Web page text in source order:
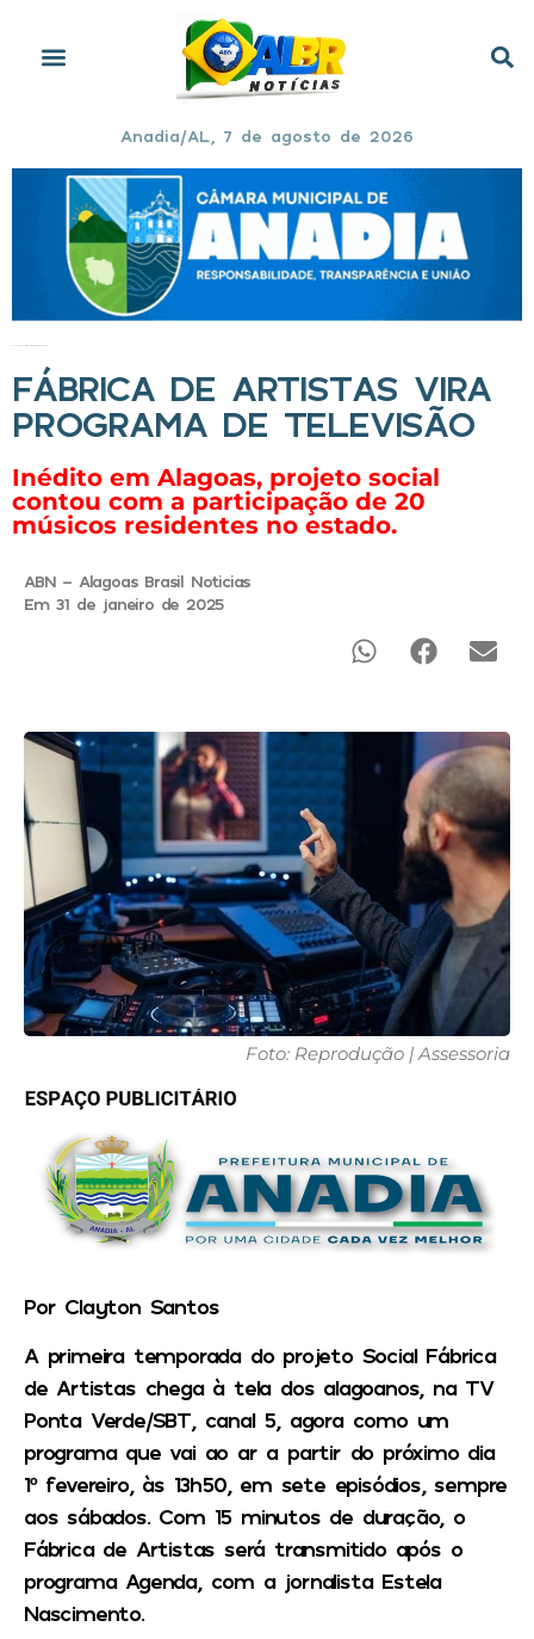
Anadia/AL, 7 de agosto de 2026
FÁBRICA DE ARTISTAS VIRA
PROGRAMA DE TELEVISÃO
Inédito em Alagoas, projeto social
contou com a participação de 20
músicos residentes no estado.
ABN - Alagoas Brasil Noticias
Em 31 de janeiro de 2025
Foto: Reprodução | Assessoria
Por Clayton Santos
A primeira temporada do projeto Social Fábrica
de Artistas chega à tela dos alagoanos, na TV
Ponta Verde/SBT, canal 5, agora como um
programa que vai ao ar a partir do próximo dia
1º fevereiro, às 13h50, em sete episódios, sempre
aos sábados. Com 15 minutos de duração, o
Fábrica de Artistas será transmitido após o
programa Agenda, com a jornalista Estela
Nascimento.